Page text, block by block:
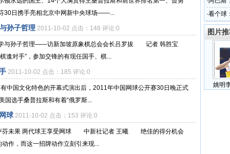
30日携手亮相北京中网新中央球场——...
孙子哲理 2011-10-02 点击：148 评论:0
学与孙子哲理——访新加坡原象棋总会会长吕罗拔 记者 韩胜宝
对手”，参加交锋的有现任国手、棋...
2011-10-02 点击：185 评论:0
中国文化特色的开幕式演出后，2011年中国网球公开赛30日晚正式
国选手桑普拉斯和有着“俄罗斯...
球 2011-10-02 点击：153 评论:0
萨芬未果 两代球王享受网球 中新社记者 王曦 绝佳的得分机会
作，而这一招牌动作立刻引来现...
·看个球
家
图片
姚明